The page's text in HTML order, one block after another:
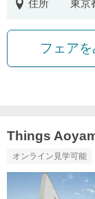
住所
東京
フェアを
Things
オンライン見学可能